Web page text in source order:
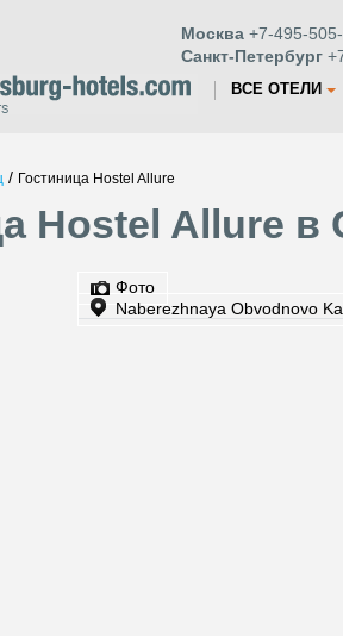
Москва +7-495-
Санкт-Петербург
ВСЕ ОТЕЛИ
/ Гостиница Hostel Allure
Hostel Allure в
Фото
Naberezhnaya Obvodnovo